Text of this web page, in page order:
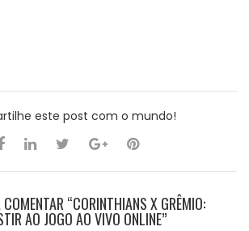
este post com o mundo!
“CORINTHIANS X GRÊMIO:
AO JOGO AO VIVO ONLINE”